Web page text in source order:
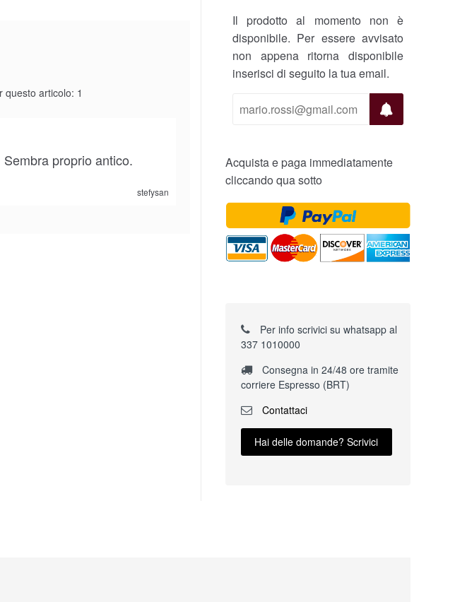
questo articolo: 1
stefysan
proprio antico.
Il prodotto al momento non è
disponibile. Per essere avvisato
non appena ritorna disponibile
inserisci di seguito la tua email.
Acquista e paga immediatamente
cliccando qua sotto
Per info scrivici su whatsapp al
337 1010000
Consegna in 24/48 ore tramite
corriere Espresso (BRT)
Contattaci
Hai delle domande? Scrivici